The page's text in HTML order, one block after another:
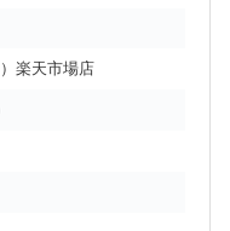
楽天市場店